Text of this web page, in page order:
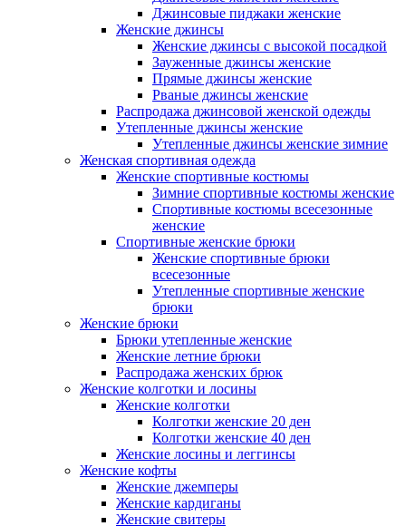
Джинсовые пиджаки женские
Женские джинсы
Женские джинсы с высокой посадкой
Зауженные джинсы женские
Прямые джинсы женские
Рваные джинсы женские
Распродажа джинсовой женской одежды
Утепленные джинсы женские
Утепленные джинсы женские зимние
Женская спортивная одежда
Женские спортивные костюмы
Зимние спортивные костюмы женские
Спортивные костюмы всесезонные
женские
Спортивные женские брюки
Женские спортивные брюки
всесезонные
Утепленные спортивные женские
брюки
Женские брюки
Брюки утепленные женские
Женские летние брюки
Распродажа женских брюк
Женские колготки и лосины
Женские колготки
Колготки женские 20 ден
Колготки женские 40 ден
Женские лосины и леггинсы
Женские кофты
Женские джемперы
Женские кардиганы
Женские свитеры